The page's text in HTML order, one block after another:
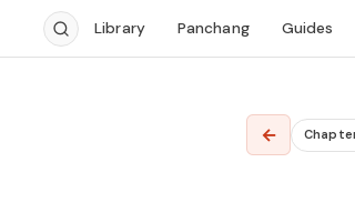
Library Panchang Guides
←